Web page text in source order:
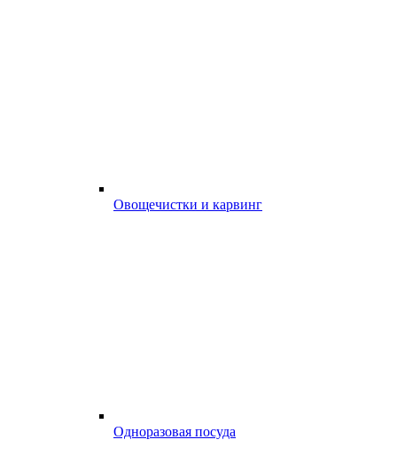
Овощечистки и карвинг
Одноразовая посуда